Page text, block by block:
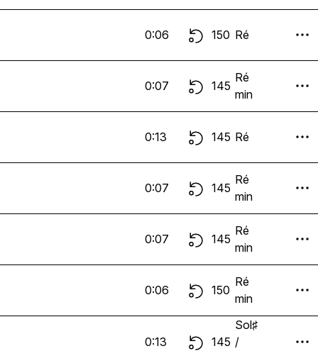
0:06 150 Ré
0:07 145
Ré
min
0:13 145 Ré
0:07 145
Ré
min
0:07 145
Ré
min
0:06 150
Ré
min
0:13 145
Sol♯
/